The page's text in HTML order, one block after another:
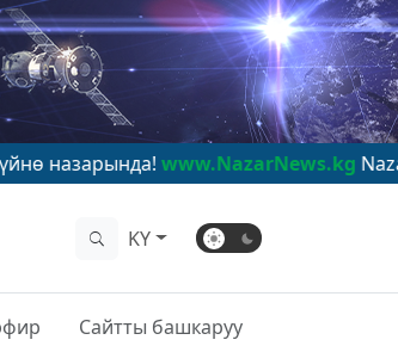
www.NazarNews.kgNazarNews - в
KY
Сайтты башкаруу